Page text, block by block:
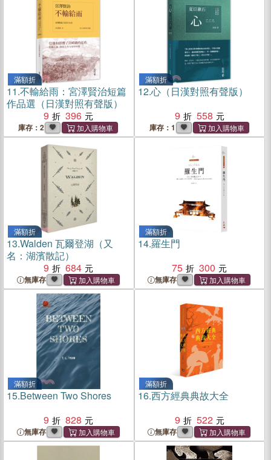
滿額折
11.不輸給雨：宮澤賢治短篇
作品選（日漢對照有聲版）
9
396
庫存：2
滿額折
12.心（日漢對照有聲版）
9
558
庫存：1
滿額折
13.Walden 瓦爾登湖（又
名：湖濱散記）
9
684
無庫存
滿額折
14.羅生門
75
300
無庫存
滿額折
15.Between Two Shores
9
828
無庫存
滿額折
16.西方經典典故大全
9
522
無庫存